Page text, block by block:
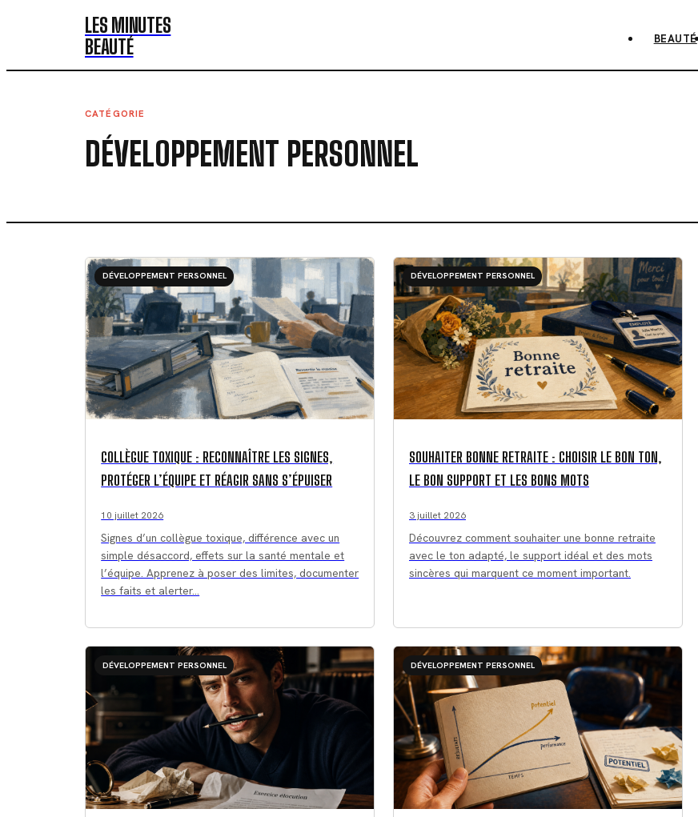
LES MINUTES
BEAUTÉ
BEAUTÉ
CATÉGORIE
DÉVELOPPEMENT PERSONNEL
DÉVELOPPEMENT PERSONNEL
COLLÈGUE TOXIQUE : RECONNAÎTRE LES SIGNES,
PROTÉGER L’ÉQUIPE ET RÉAGIR SANS S’ÉPUISER
10 juillet 2026
Signes d’un collègue toxique, différence avec un
simple désaccord, effets sur la santé mentale et
l’équipe. Apprenez à poser des limites, documenter
les faits et alerter…
DÉVELOPPEMENT PERSONNEL
SOUHAITER BONNE RETRAITE : CHOISIR LE BON TON,
LE BON SUPPORT ET LES BONS MOTS
3 juillet 2026
Découvrez comment souhaiter une bonne retraite
avec le ton adapté, le support idéal et des mots
sincères qui marquent ce moment important.
DÉVELOPPEMENT PERSONNEL DÉVELOPPEMENT PERSONNEL